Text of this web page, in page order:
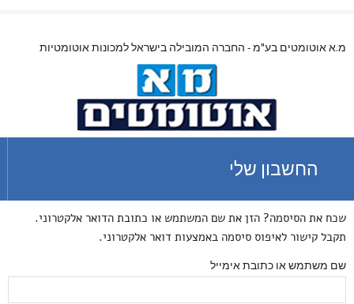
מ.א אוטומטים בע"מ - החברה המובילה בישראל למכונות אוטומטיות
החשבון שלי
שכח את הסיסמה? הזן את שם המשתמש או כתובת הדואר אלקטרוני.
תקבל קישור לאיפוס סיסמה באמצעות דואר אלקטרוני.
שם משתמש או כתובת אימייל